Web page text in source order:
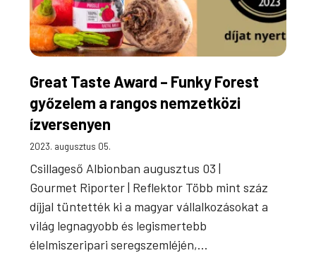
Great Taste Award – Funky Forest
győzelem a rangos nemzetközi
ízversenyen
2023. augusztus 05.
Csillageső Albionban augusztus 03 |
Gourmet Riporter | Reflektor Több mint száz
díjjal tüntették ki a magyar vállalkozásokat a
világ legnagyobb és legismertebb
élelmiszeripari seregszemléjén,…